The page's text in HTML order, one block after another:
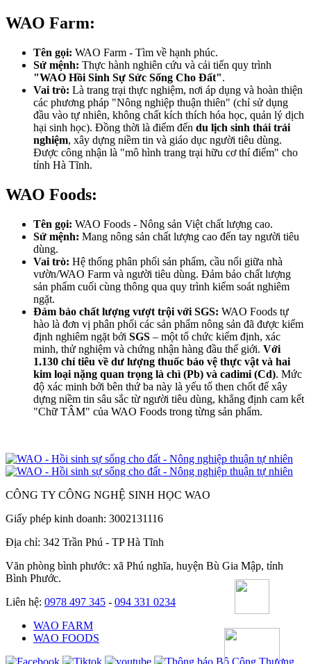
WAO Farm:
Tên gọi: WAO Farm - Tìm về hạnh phúc.
Sứ mệnh: Thực hành nghiên cứu và cải tiến quy trình
"WAO Hồi Sinh Sự Sức Sống Cho Đất".
Vai trò: Là trang trại thực nghiệm, nơi áp dụng và hoàn thiện
các phương pháp "Nông nghiệp thuận thiên" (chỉ sử dụng
đầu vào tự nhiên, không chất kích thích hóa học, quản lý dịch
hại sinh học). Đồng thời là điểm đến du lịch sinh thái trải
nghiệm, xây dựng niềm tin và giáo dục người tiêu dùng.
Được công nhận là "mô hình trang trại hữu cơ thí điểm" cho
tỉnh Hà Tĩnh.
WAO Foods:
Tên gọi: WAO Foods - Nông sản Việt chất lượng cao.
Sứ mệnh: Mang nông sản chất lượng cao đến tay người tiêu
dùng.
Vai trò: Hệ thống phân phối sản phẩm, cầu nối giữa nhà
vườn/WAO Farm và người tiêu dùng. Đảm bảo chất lượng
sản phẩm cuối cùng thông qua quy trình kiểm soát nghiêm
ngặt.
Đảm bảo chất lượng vượt trội với SGS: WAO Foods tự
hào là đơn vị phân phối các sản phẩm nông sản đã được kiểm
định nghiêm ngặt bởi SGS – một tổ chức kiểm định, xác
minh, thử nghiệm và chứng nhận hàng đầu thế giới. Với
1.130 chỉ tiêu về dư lượng thuốc bảo vệ thực vật và hai
kim loại nặng quan trọng là chì (Pb) và cadimi (Cd). Mức
độ xác minh bởi bên thứ ba này là yếu tố then chốt để xây
dựng niềm tin sâu sắc từ người tiêu dùng, khẳng định cam kết
"Chữ TÂM" của WAO Foods trong từng sản phẩm.
CÔNG TY CÔNG NGHỆ SINH HỌC WAO
Giấy phép kinh doanh: 3002131116
Địa chỉ: 342 Trần Phú - TP Hà Tĩnh
Văn phòng bình phước: xã Phú nghĩa, huyện Bù Gia Mập, tỉnh
Bình Phước.
Liên hệ: 0978 497 345 - 094 331 0234
WAO FARM
WAO FOODS